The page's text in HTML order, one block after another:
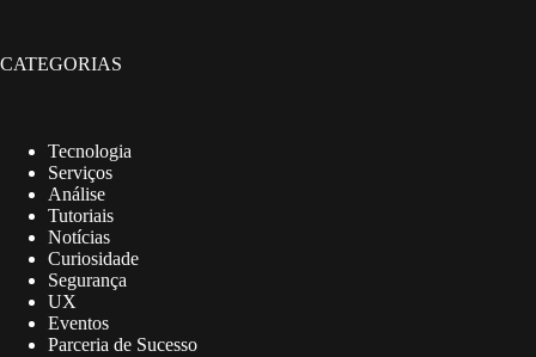
CATEGORIAS
Tecnologia
Serviços
Análise
Tutoriais
Notícias
Curiosidade
Segurança
UX
Eventos
Parceria de Sucesso